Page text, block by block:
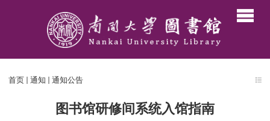
首页 通知 通知公告
图书馆研修间系统入馆指南